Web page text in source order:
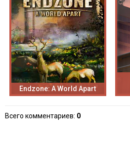
Endzone: A World Apart
Всего комментариев: 0